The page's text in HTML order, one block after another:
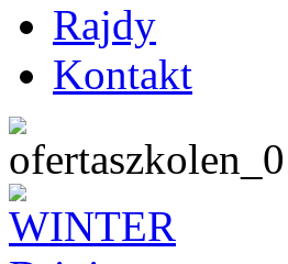
Rajdy
Kontakt